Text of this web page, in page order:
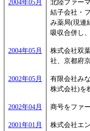
2004年05月
北陸ファー
結子会社・
み薬局(現連
吸収合併し
2004年05月
株式会社双
社、京都府
2002年05月
有限会社み
株式会社)を
2002年04月 商号をファ
2001年01月
株式会社エ